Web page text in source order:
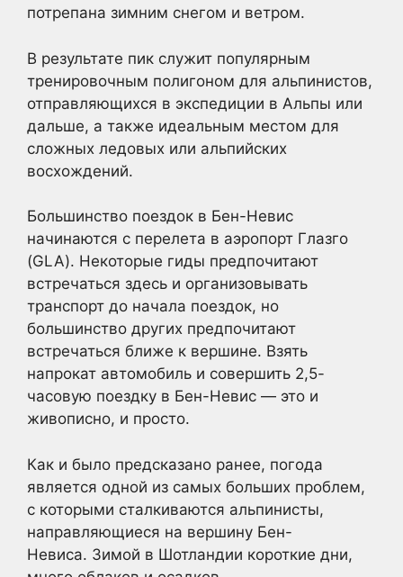
потрепана зимним снегом и ветром.
В результате пик служит популярным
тренировочным полигоном для альпинистов,
отправляющихся в экспедиции в Альпы или
дальше, а также идеальным местом для
сложных ледовых или альпийских
восхождений.
Большинство поездок в Бен-Невис
начинаются с перелета в аэропорт Глазго
(GLA). Некоторые гиды предпочитают
встречаться здесь и организовывать
транспорт до начала поездок, но
большинство других предпочитают
встречаться ближе к вершине. Взять
напрокат автомобиль и совершить 2,5-
часовую поездку в Бен-Невис — это и
живописно, и просто.
Как и было предсказано ранее, погода
является одной из самых больших проблем,
с которыми сталкиваются альпинисты,
направляющиеся на вершину Бен-
Невиса. Зимой в Шотландии короткие дни,